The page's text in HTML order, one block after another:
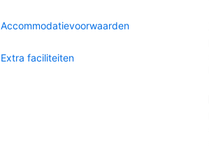
Accommodatievoorwaarden
Extra faciliteiten